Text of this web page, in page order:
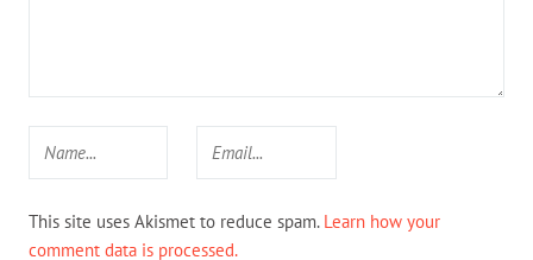
This site uses Akismet to reduce spam. Learn how your
comment data is processed.